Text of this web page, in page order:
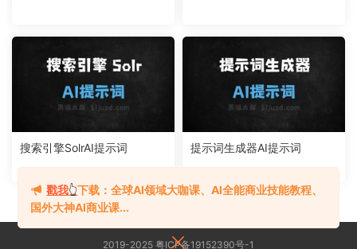
搜索引擎SolrAI提示词 提示词生成器AI提示词
2019-2025 粤ICP备19152390号-1
戳我👆下载：全球AI领域大咖课、AI全能商业技能教程、
国外大神AI商业课...